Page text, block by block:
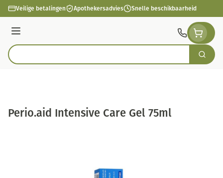
Ga naar de inhoud
Veilige betalingen Apothekersadvies Snelle beschikbaarheid
Menu
Product, merk, categorie... Zoek
Perio.aid Intensive Care Gel 75ml